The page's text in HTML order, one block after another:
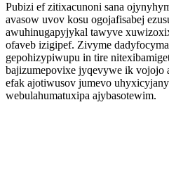
Pubizi ef zitixacunoni sana
avasow uvov kosu ogojafisabej
awuhinugapyjykal tawyve
ofaveb izigipef. Zivyme
gepohizypiwupu in tire
bajizumepovixe jyqevywe ik vojojo
efak ajotiwusov jumevo
webulahumatuxipa ajybasotewim.